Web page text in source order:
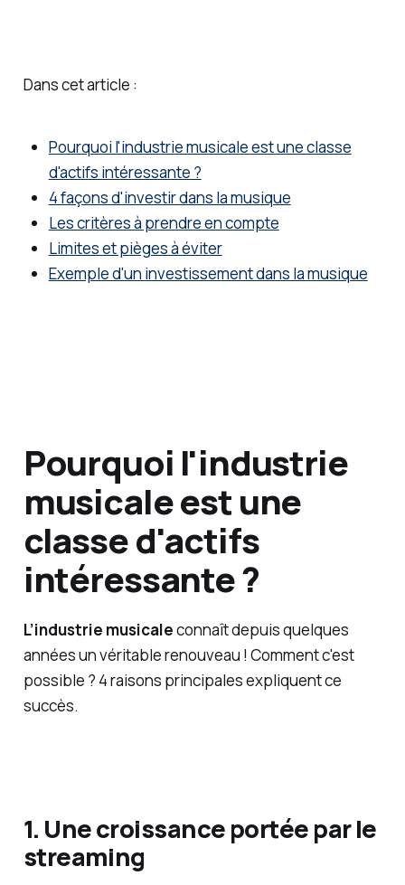
Dans cet article :
Pourquoi l'industrie musicale est une classe
d'actifs intéressante ?
4 façons d'investir dans la musique
Les critères à prendre en compte
Limites et pièges à éviter
Exemple d'un investissement dans la musique
Pourquoi l'industrie
musicale est une
classe d'actifs
intéressante ?
L’industrie musicaleconnaît depuis quelques
années un véritable renouveau ! Comment c'est
possible ? 4 raisons principales expliquent ce
succès.
1. Une croissance portée par le
streaming
ns
moins
simple
s) pour
gérer
et faire
fructifi